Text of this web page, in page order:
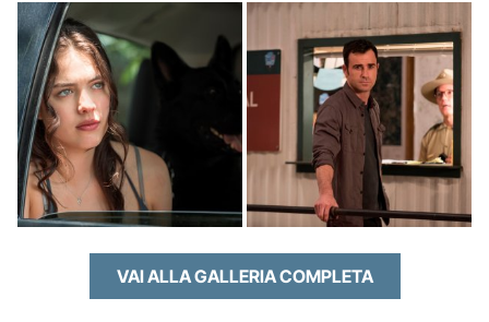
VAI ALLA GALLERIA COMPLETA